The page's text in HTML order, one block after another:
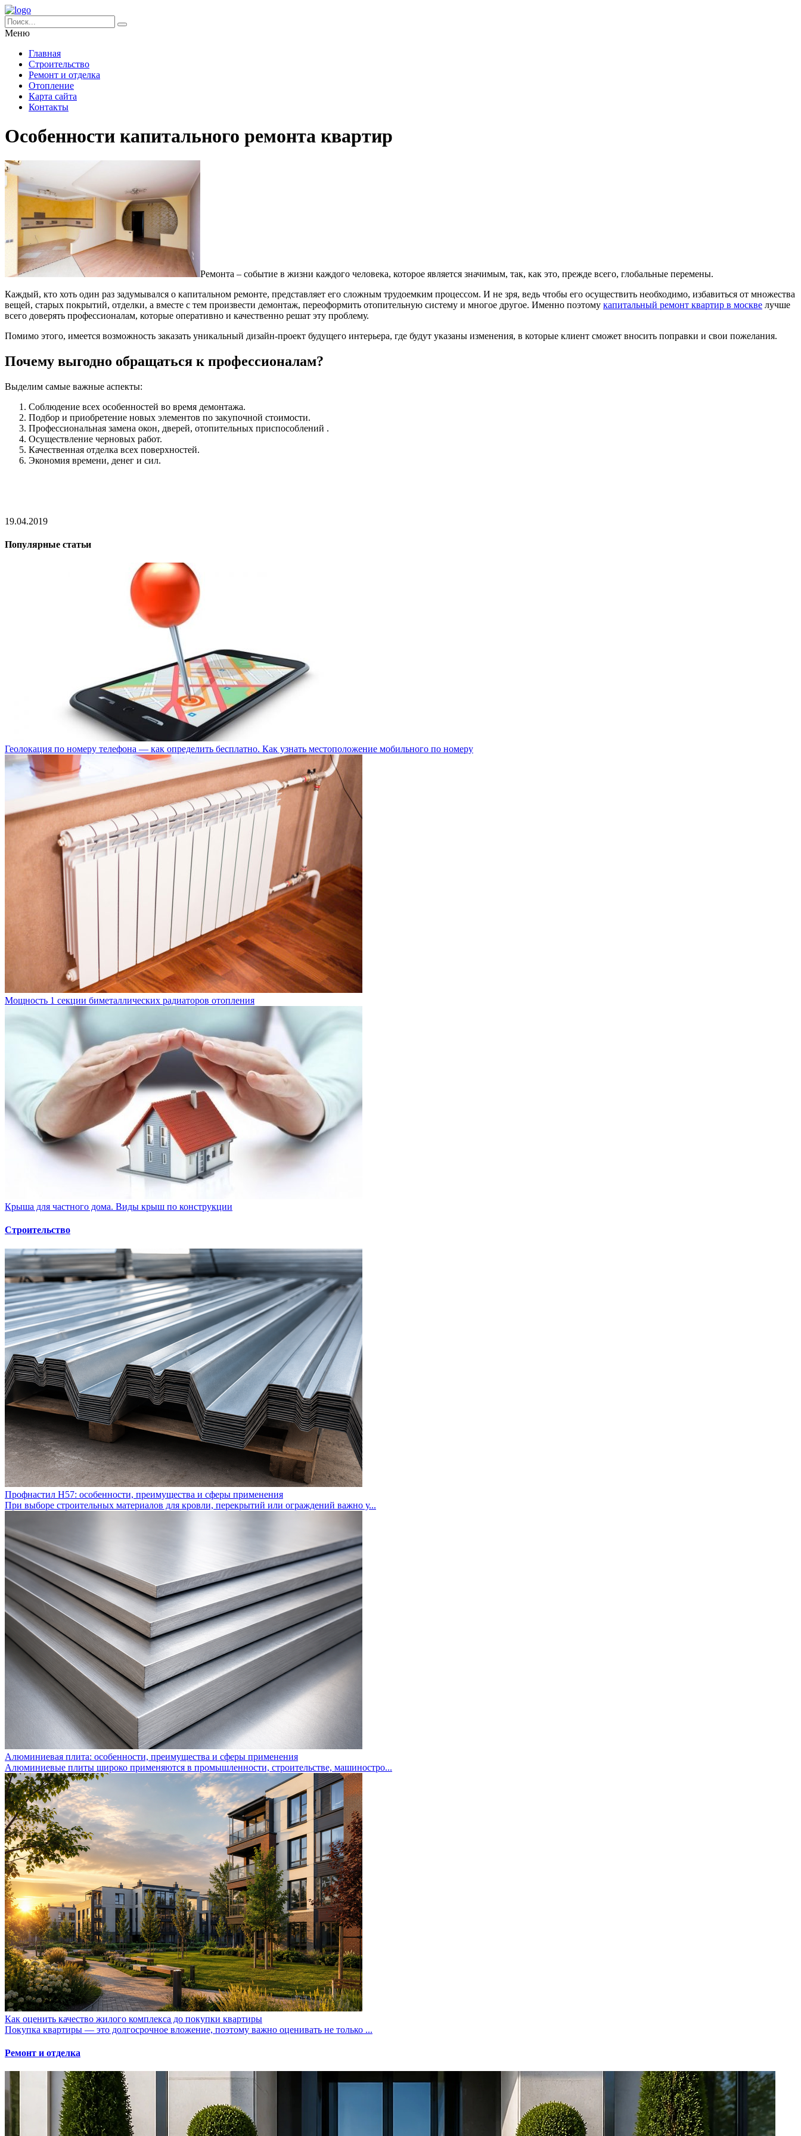
Меню
Главная
Строительство
Ремонт и отделка
Отопление
Карта сайта
Контакты
Особенности капитального ремонта квартир
Ремонта – событие в жизни каждого человека, которое является значимым, так, как это, прежде всего, глобальные перемены.
Каждый, кто хоть один раз задумывался о капитальном ремонте, представляет его сложным трудоемким процессом. И не зря, ведь чтобы его осуществить необходимо, избавиться от множества
вещей, старых покрытий, отделки, а вместе с тем произвести демонтаж, переоформить отопительную систему и многое другое. Именно поэтому капитальный ремонт квартир в москве лучше
всего доверять профессионалам, которые оперативно и качественно решат эту проблему.
Помимо этого, имеется возможность заказать уникальный дизайн-проект будущего интерьера, где будут указаны изменения, в которые клиент сможет вносить поправки и свои пожелания.
Почему выгодно обращаться к профессионалам?
Выделим самые важные аспекты:
Соблюдение всех особенностей во время демонтажа.
Подбор и приобретение новых элементов по закупочной стоимости.
Профессиональная замена окон, дверей, отопительных приспособлений .
Осуществление черновых работ.
Качественная отделка всех поверхностей.
Экономия времени, денег и сил.
19.04.2019
Популярные статьи
Геолокация по номеру телефона — как определить бесплатно. Как узнать местоположение мобильного по номеру
Мощность 1 секции биметаллических радиаторов отопления
Крыша для частного дома. Виды крыш по конструкции
Строительство
Профнастил Н57: особенности, преимущества и сферы применения
При выборе строительных материалов для кровли, перекрытий или ограждений важно у...
Алюминиевая плита: особенности, преимущества и сферы применения
Алюминиевые плиты широко применяются в промышленности, строительстве, машиностро...
Как оценить качество жилого комплекса до покупки квартиры
Покупка квартиры — это долгосрочное вложение, поэтому важно оценивать не только ...
Ремонт и отделка